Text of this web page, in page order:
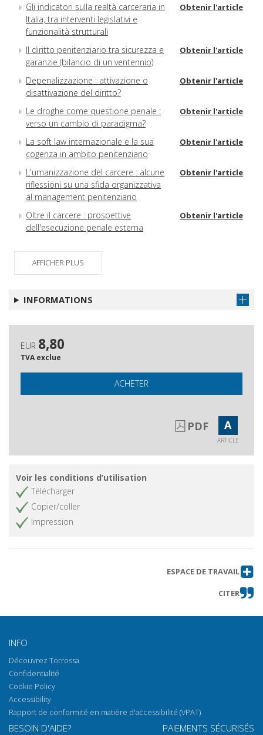
Gli indicatori sulla realtà carceraria in
Italia, tra interventi legislativi e
funzionalità strutturali
Obtenir l'article
Il diritto penitenziario tra sicurezza e
garanzie (bilancio di un ventennio)
Obtenir l'article
Depenalizzazione : attivazione o
disattivazione del diritto?
Obtenir l'article
Le droghe come questione penale :
verso un cambio di paradigma?
Obtenir l'article
La soft law internazionale e la sua
cogenza in ambito penitenziario
Obtenir l'article
L'umanizzazione del carcere : alcune
riflessioni su una sfida organizzativa
al management penitenziario
Obtenir l'article
Oltre il carcere : prospettive
dell'esecuzione penale esterna
Obtenir l'article
AFFICHER PLUS
INFORMATIONS
EUR 8,80
TVA exclue
ACHETER
PDF A
ARTICLE
Voir les conditions d’utilisation
Télécharger
Copier/coller
Impression
ESPACE DE TRAVAIL
CITER
INFO
Découvrez Torrossa
Confidentialité
Cookie Policy
Accessibility
Rapport de conformité en matière d'accessibilité (VPAT)
BESOIN D'AIDE? PAIEMENTS SÉCURISÉS